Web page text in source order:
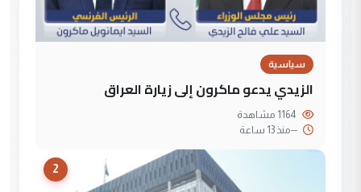
سياسية
الزيدي يدعو ماكرون إلى زيارة العراق
--منذ 13 ساعة
2